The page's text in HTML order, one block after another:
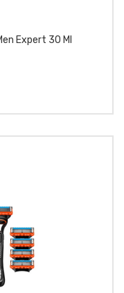
Expert 30 Ml